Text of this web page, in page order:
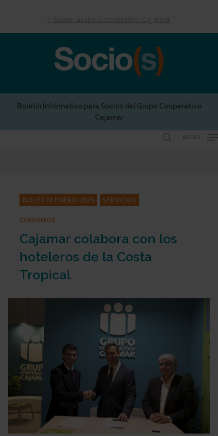
main
Boletín Informativo para Socios del Grupo Cooperativo
Cajamar
MENU
BOLETÍN ENERO 2025 SERVICIOS
CONVENIOS
Cajamar colabora con los
hoteleros de la Costa
Tropical